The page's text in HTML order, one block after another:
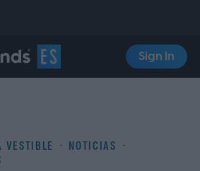
Español
Sign In
VESTIBLE
NOTICIAS